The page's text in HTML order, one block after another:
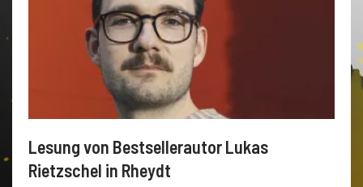
Lesung von Bestsellerautor Lukas
Rietzschel in Rheydt